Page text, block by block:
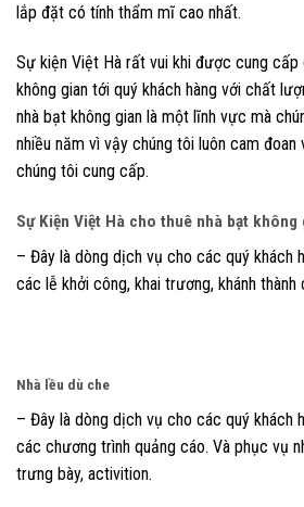
lắp đặt có tính thẩm mĩ cao nhất.
Sự kiện Việt Hà rất vui khi được cung
không gian tới quý khách hàng với chất
nhà bạt không gian là một lĩnh vực mà
nhiều năm vì vậy chúng tôi luôn cam
chúng tôi cung cấp.
Sự Kiện Việt Hà cho thuê nhà bạt
– Đây là dòng dịch vụ cho các quý khách
các lễ khởi công, khai trương, khánh thành
Nhà lều dù che
– Đây là dòng dịch vụ cho các quý khách
các chương trình quảng cáo. Và phục vụ
trưng bày, activition.